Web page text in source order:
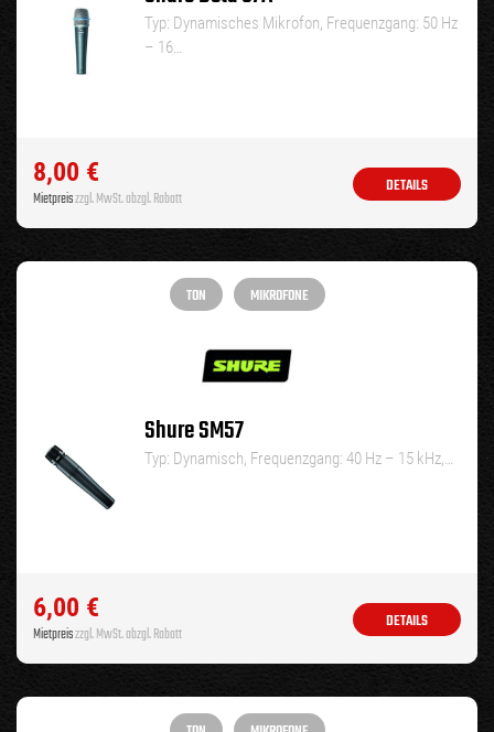
Typ: Dynamisches Mikrofon, Frequenzgang: 50 Hz
– 16…
8,00 €
Mietpreiszzgl. MwSt. abzgl. Rabatt
DETAILS
TON MIKROFONE
Shure SM57
Typ: Dynamisch, Frequenzgang: 40 Hz – 15 kHz,…
6,00 €
Mietpreiszzgl. MwSt. abzgl. Rabatt
DETAILS